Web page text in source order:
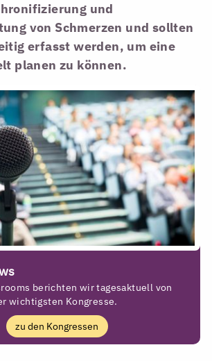
und
von Schmerzen und sollten
erfasst werden, um eine
planen zu können.
berichten wir tagesaktuell von
wichtigsten Kongresse.
zu den Kongressen